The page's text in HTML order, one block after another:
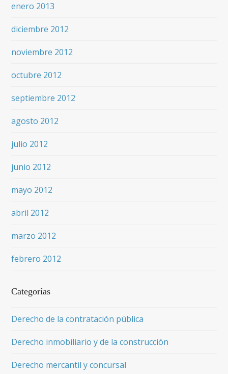
enero 2013
diciembre 2012
noviembre 2012
octubre 2012
septiembre 2012
agosto 2012
julio 2012
junio 2012
mayo 2012
abril 2012
marzo 2012
febrero 2012
Categorías
Derecho de la contratación pública
Derecho inmobiliario y de la construcción
Derecho mercantil y concursal